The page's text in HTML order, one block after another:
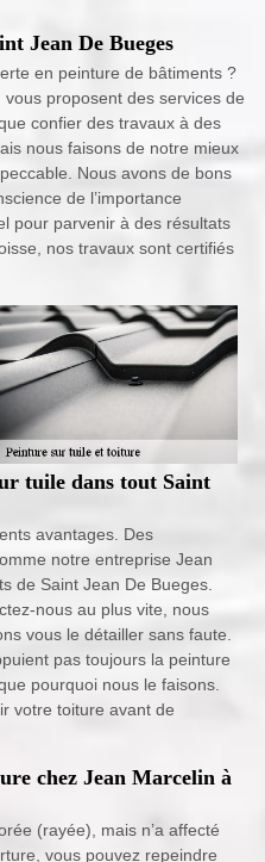
Jean De Bueges
en peinture de bâtiments ?
proposent des services de
confier des travaux à des
nous faisons de notre mieux
Nous avons de bons
de l’importance
pour parvenir à des résultats
nos travaux sont certifiés
tuile dans tout Saint
avantages. Des
notre entreprise Jean
de Saint Jean De Bueges.
nous au plus vite, nous
vous le détailler sans faute.
pas toujours la peinture
pourquoi nous le faisons.
votre toiture avant de
chez Jean Marcelin à
(rayée), mais n’a affecté
vous pouvez repeindre